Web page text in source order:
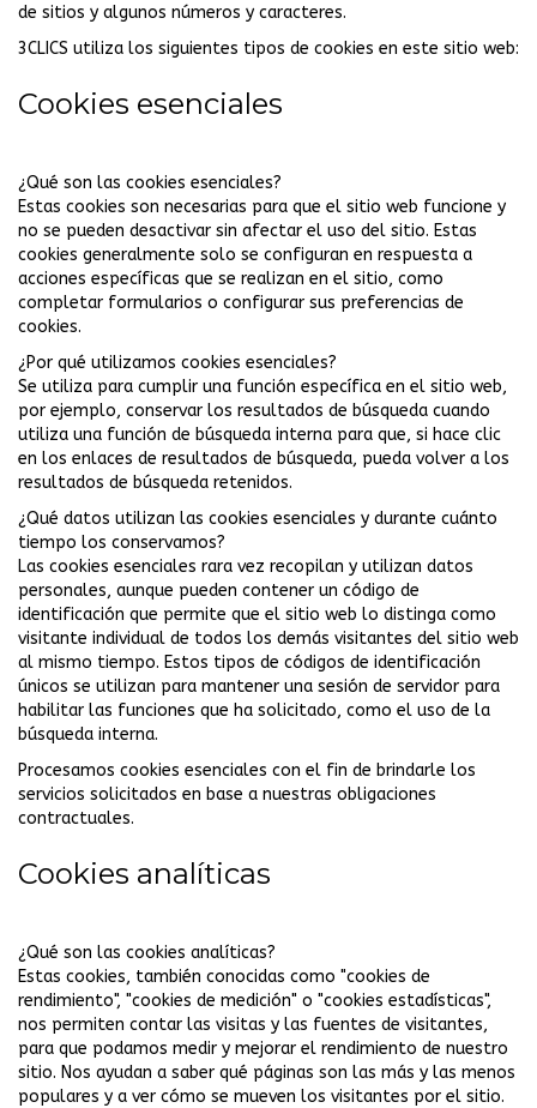
de sitios y algunos números y caracteres.
3CLICS utiliza los siguientes tipos de cookies en este sitio web:
Cookies esenciales
¿Qué son las cookies esenciales?
Estas cookies son necesarias para que el sitio web funcione y
no se pueden desactivar sin afectar el uso del sitio. Estas
cookies generalmente solo se configuran en respuesta a
acciones específicas que se realizan en el sitio, como
completar formularios o configurar sus preferencias de
cookies.
¿Por qué utilizamos cookies esenciales?
Se utiliza para cumplir una función específica en el sitio web,
por ejemplo, conservar los resultados de búsqueda cuando
utiliza una función de búsqueda interna para que, si hace clic
en los enlaces de resultados de búsqueda, pueda volver a los
resultados de búsqueda retenidos.
¿Qué datos utilizan las cookies esenciales y durante cuánto
tiempo los conservamos?
Las cookies esenciales rara vez recopilan y utilizan datos
personales, aunque pueden contener un código de
identificación que permite que el sitio web lo distinga como
visitante individual de todos los demás visitantes del sitio web
al mismo tiempo. Estos tipos de códigos de identificación
únicos se utilizan para mantener una sesión de servidor para
habilitar las funciones que ha solicitado, como el uso de la
búsqueda interna.
Procesamos cookies esenciales con el fin de brindarle los
servicios solicitados en base a nuestras obligaciones
contractuales.
Cookies analíticas
¿Qué son las cookies analíticas?
Estas cookies, también conocidas como "cookies de
rendimiento", "cookies de medición" o "cookies estadísticas",
nos permiten contar las visitas y las fuentes de visitantes,
para que podamos medir y mejorar el rendimiento de nuestro
sitio. Nos ayudan a saber qué páginas son las más y las menos
populares y a ver cómo se mueven los visitantes por el sitio.